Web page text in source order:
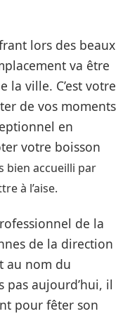
lors des beaux
va être
la ville. C’est votre
de vos moments
en
votre boisson
bien accueilli par
à l’aise.
de la
de la direction
au nom du
pas aujourd’hui, il
pour fêter son